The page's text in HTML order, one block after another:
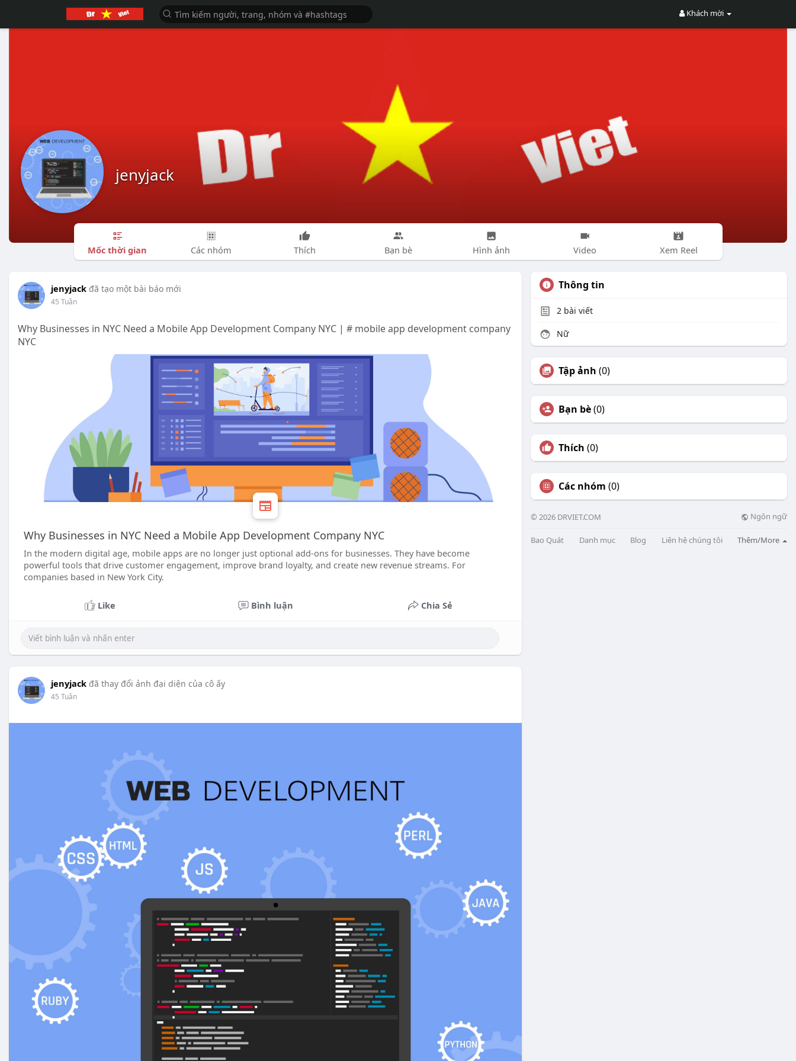
Khách mời
jenyjack
Mốc thời gian Các nhóm Thích Bạn bè Hình ảnh Video Xem Reel
jenyjack đã tạo một bài báo mới
45 Tuần
Why Businesses in NYC Need a Mobile App Development Company NYC | # mobile app development company
NYC
Why Businesses in NYC Need a Mobile App Development Company NYC
In the modern digital age, mobile apps are no longer just optional add-ons for businesses. They have become
powerful tools that drive customer engagement, improve brand loyalty, and create new revenue streams. For
companies based in New York City.
Like Bình luận Chia Sẻ
jenyjack đã thay đổi ảnh đại diện của cô ấy
45 Tuần
Thông tin
2 bài viết
Nữ
Tập ảnh (0)
Bạn bè(0)
Thích (0)
Các nhóm (0)
© 2026 DRVIET.COM Ngôn ngữ
Bao Quát Danh mục Blog Liên hệ chúng tôi Thêm/More